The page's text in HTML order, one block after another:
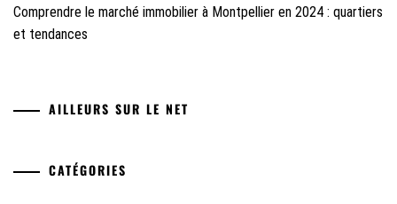
Comprendre le marché immobilier à Montpellier en 2024 : quartiers
et tendances
AILLEURS SUR LE NET
CATÉGORIES